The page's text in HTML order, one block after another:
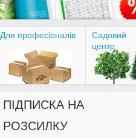
Для професіоналів
Садовий
центр
ПІДПИСКА НА
РОЗСИЛКУ